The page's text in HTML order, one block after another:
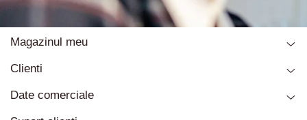
Magazinul meu
Clienti
Date comerciale